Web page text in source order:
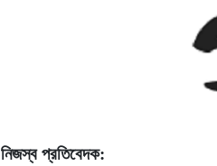
নিজস্ব প্রতিবেদক: